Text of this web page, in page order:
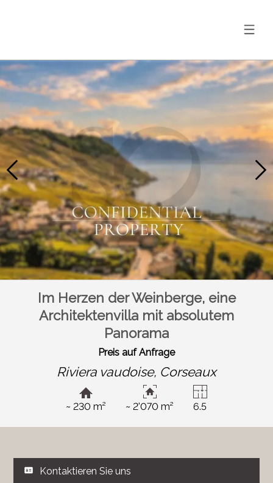
Im Herzen der Weinberge, eine
Architektenvilla mit absolutem
Panorama
Preis auf Anfrage
Riviera vaudoise, Corseaux
~ 230 m² ~ 2'070 m² 6.5
Kontaktieren Sie uns